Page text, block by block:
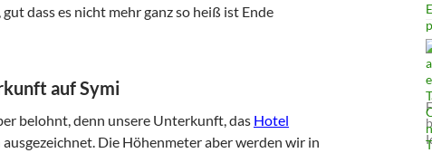
dass es nicht mehr ganz so heiß ist Ende
auf Symi
belohnt, denn unsere Unterkunft, das Hotel
Die Höhenmeter aber werden wir in